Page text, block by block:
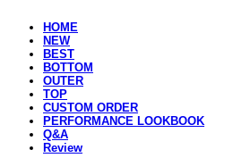
HOME
NEW
BEST
BOTTOM
OUTER
TOP
CUSTOM ORDER
PERFORMANCE LOOKBOOK
Q&A
Review